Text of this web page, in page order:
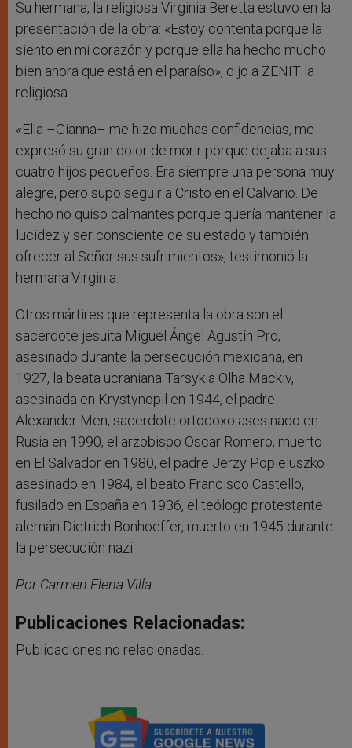
Su hermana, la religiosa Virginia Beretta estuvo en la
presentación de la obra: «Estoy contenta porque la
siento en mi corazón y porque ella ha hecho mucho
bien ahora que está en el paraíso», dijo a ZENIT la
religiosa.
«Ella –Gianna– me hizo muchas confidencias, me
expresó su gran dolor de morir porque dejaba a sus
cuatro hijos pequeños. Era siempre una persona muy
alegre, pero supo seguir a Cristo en el Calvario. De
hecho no quiso calmantes porque quería mantener la
lucidez y ser consciente de su estado y también
ofrecer al Señor sus sufrimientos», testimonió la
hermana Virginia.
Otros mártires que representa la obra son el
sacerdote jesuita Miguel Ángel Agustín Pro,
asesinado durante la persecución mexicana, en
1927, la beata ucraniana Tarsykia Olha Mackiv,
asesinada en Krystynopil en 1944, el padre
Alexander Men, sacerdote ortodoxo asesinado en
Rusia en 1990, el arzobispo Oscar Romero, muerto
en El Salvador en 1980, el padre Jerzy Popieluszko
asesinado en 1984, el beato Francisco Castello,
fusilado en España en 1936, el teólogo protestante
alemán Dietrich Bonhoeffer, muerto en 1945 durante
la persecución nazi.
Por Carmen Elena Villa
Publicaciones Relacionadas:
Publicaciones no relacionadas.